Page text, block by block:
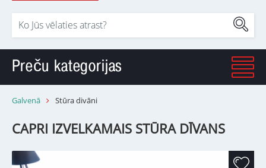
Preču kategorijas
Galvenā Stūra divāni
CAPRI IZVELKAMAIS STŪRA DĪVANS